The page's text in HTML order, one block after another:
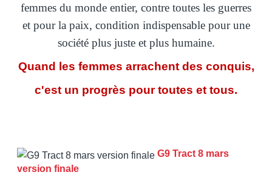
femmes du monde entier, contre toutes les guerres
et pour la paix, condition indispensable pour une
société plus juste et plus humaine.
Quand les femmes arrachent des conquis,
c'est un progrès pour toutes et tous.
G9 Tract 8 mars
version finale